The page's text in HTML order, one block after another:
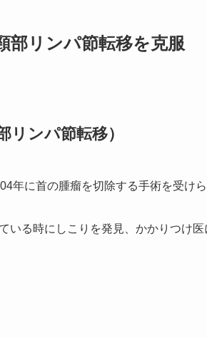
部リンパ節転移を克服
リンパ節転移）
年に首の腫瘤を切除する手術を受けら
いる時にしこりを発見、かかりつけ